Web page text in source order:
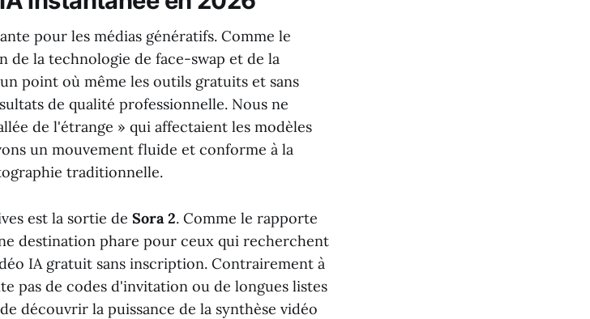
pour les médias génératifs. Comme le
de la technologie de face-swap et de la
point où même les outils gratuits et sans
de qualité professionnelle. Nous ne
de l'étrange » qui affectaient les modèles
un mouvement fluide et conforme à la
traditionnelle.
est la sortie de Sora 2. Comme le rapporte
destination phare pour ceux qui recherchent
IA gratuit sans inscription. Contrairement à
pas de codes d'invitation ou de longues listes
découvrir la puissance de la synthèse vidéo